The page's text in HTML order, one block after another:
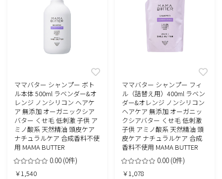
ママバター シャンプー ボト
ル本体 500ml ラベンダー&オ
レンジ ノンシリコン ヘアケ
ア 無添加 オーガニックシア
バター くせ毛 低刺激 子供 ア
ミノ酸系 天然精油 頭皮ケア
ナチュラルケア 合成香料不使
用 MAMA BUTTER
0.00 (0件)
￥1,540
ママバター シャンプー フィ
ル（詰替え用）400ml ラベン
ダー&オレンジ ノンシリコン
ヘアケア 無添加 オーガニッ
クシアバター くせ毛 低刺激
子供 アミノ酸系 天然精油 頭
皮ケア ナチュラルケア 合成
香料不使用 MAMA BUTTER
0.00 (0件)
￥1,078